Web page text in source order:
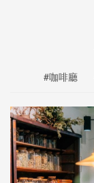
#咖啡廳